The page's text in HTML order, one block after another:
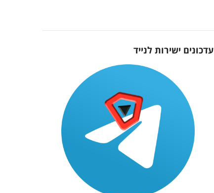
עדכונים ישירות לנייד